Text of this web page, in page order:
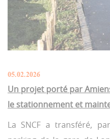
05.02.2026
Un projet porté par
le stationnement et
La SNCF a transféré,